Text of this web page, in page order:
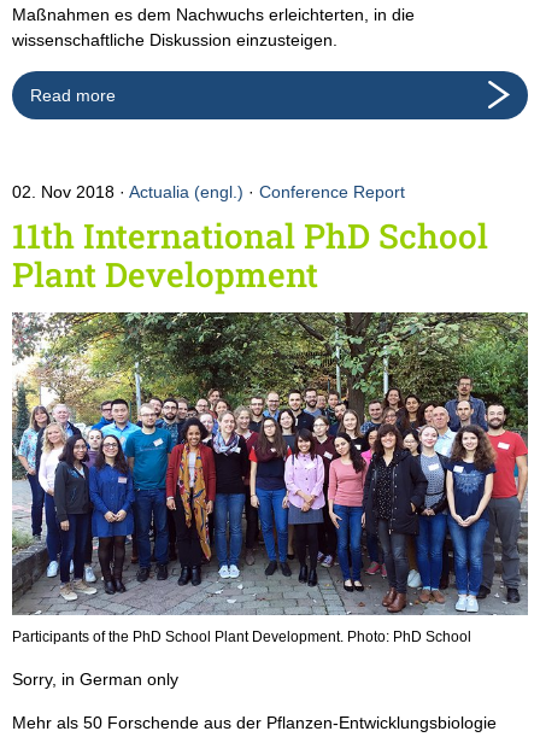
Maßnahmen es dem Nachwuchs erleichterten, in die
wissenschaftliche Diskussion einzusteigen.
Read more
02. Nov 2018 Actualia (engl.) · Conference Report
11th International PhD School
Plant Development
Participants of the PhD School Plant Development. Photo: PhD School
Sorry, in German only
Mehr als 50 Forschende aus der Pflanzen-Entwicklungsbiologie